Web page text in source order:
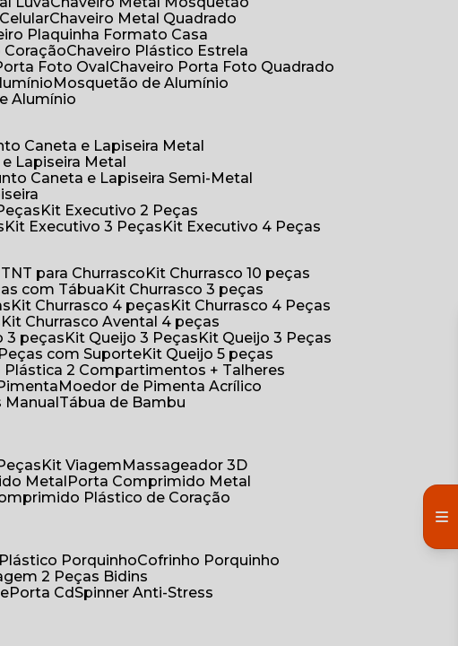
Chaveiro Metal Quadrado
Plaquinha Formato Casa
Coração
Chaveiro Plástico Estrela
Foto Oval
Chaveiro Porta Foto Quadrado
Mosquetão de Alumínio
Alumínio
Caneta e Lapiseira Metal
e Lapiseira Metal
Caneta e Lapiseira Semi-Metal
Kit Executivo 2 Peças
Kit Executivo 3 Peças
Kit Executivo 4 Peças
para Churrasco
Kit Churrasco 10 peças
com Tábua
Kit Churrasco 3 peças
Kit Churrasco 4 peças
Kit Churrasco 4 Peças
Kit Churrasco Avental 4 peças
3 peças Kit Queijo 3 Peças
Kit Queijo 3 Peças
Peças com Suporte
Kit Queijo 5 peças
Plástica 2 Compartimentos + Talheres
Moedor de Pimenta Acrílico
Manual
Tábua de Bambu
Kit Viagem
Massageador 3D
Metal
Porta Comprimido Metal
Plástico de Coração
Plástico Porquinho
Cofrinho Porquinho
2 Peças Bidins
Porta Cd
Spinner Anti-Stress